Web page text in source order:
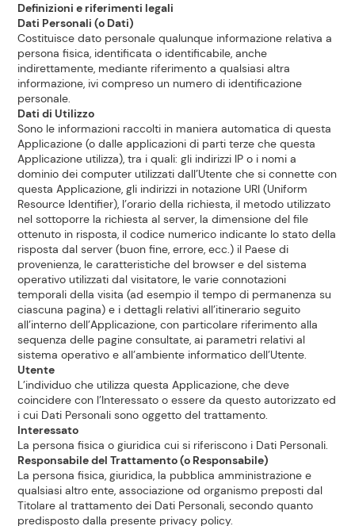
Definizioni e riferimenti legali
Dati Personali (o Dati)
Costituisce dato personale qualunque informazione relativa a
persona fisica, identificata o identificabile, anche
indirettamente, mediante riferimento a qualsiasi altra
informazione, ivi compreso un numero di identificazione
personale.
Dati di Utilizzo
Sono le informazioni raccolti in maniera automatica di questa
Applicazione (o dalle applicazioni di parti terze che questa
Applicazione utilizza), tra i quali: gli indirizzi IP o i nomi a
dominio dei computer utilizzati dall’Utente che si connette con
questa Applicazione, gli indirizzi in notazione URI (Uniform
Resource Identifier), l’orario della richiesta, il metodo utilizzato
nel sottoporre la richiesta al server, la dimensione del file
ottenuto in risposta, il codice numerico indicante lo stato della
risposta dal server (buon fine, errore, ecc.) il Paese di
provenienza, le caratteristiche del browser e del sistema
operativo utilizzati dal visitatore, le varie connotazioni
temporali della visita (ad esempio il tempo di permanenza su
ciascuna pagina) e i dettagli relativi all’itinerario seguito
all’interno dell’Applicazione, con particolare riferimento alla
sequenza delle pagine consultate, ai parametri relativi al
sistema operativo e all’ambiente informatico dell’Utente.
Utente
L’individuo che utilizza questa Applicazione, che deve
coincidere con l’Interessato o essere da questo autorizzato ed
i cui Dati Personali sono oggetto del trattamento.
Interessato
La persona fisica o giuridica cui si riferiscono i Dati Personali.
Responsabile del Trattamento (o Responsabile)
La persona fisica, giuridica, la pubblica amministrazione e
qualsiasi altro ente, associazione od organismo preposti dal
Titolare al trattamento dei Dati Personali, secondo quanto
predisposto dalla presente privacy policy.